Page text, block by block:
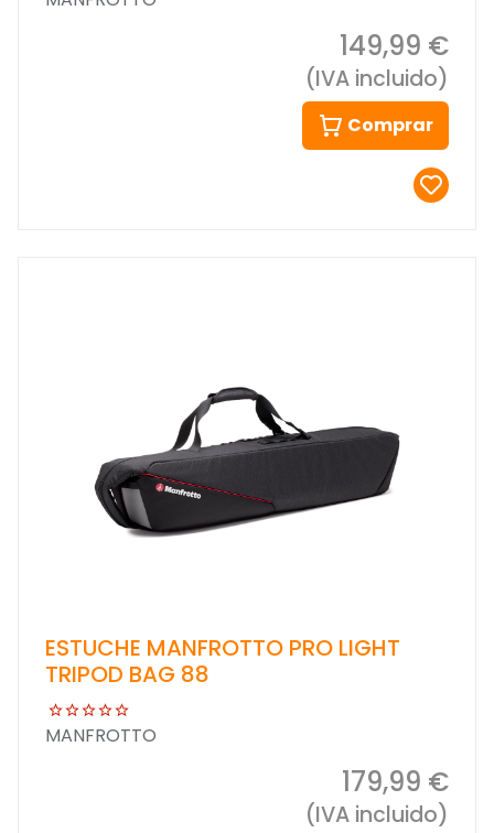
149,99 €
(IVA incluido)
Comprar
ESTUCHE MANFROTTO PRO LIGHT
TRIPOD BAG 88
MANFROTTO
179,99 €
(IVA incluido)